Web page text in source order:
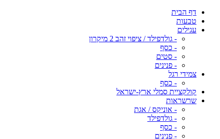
דף הבית
טבעות
עגילים
- גולדפילד / ציפוי זהב 2 מיקרון
- כסף
- סטים
- פנינים
צמידי רגל
- כסף
קולקציית סמלי ארץ-ישראל
שרשראות
- אוניקס / אגת
- גולדפילד
- כסף
- פנינים